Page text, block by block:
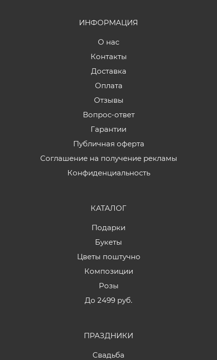
ИНФОРМАЦИЯ
О нас
Контакты
Доставка
Оплата
Отзывы
Вопрос-ответ
Гарантии
Публичная оферта
Соглашение на получение рекламы
Конфиденциальность
КАТАЛОГ
Подарки
Букеты
Цветы поштучно
Композиции
Розы
До 2499 руб.
ПРАЗДНИКИ
Свадьба